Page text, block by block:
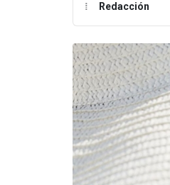
Redacción